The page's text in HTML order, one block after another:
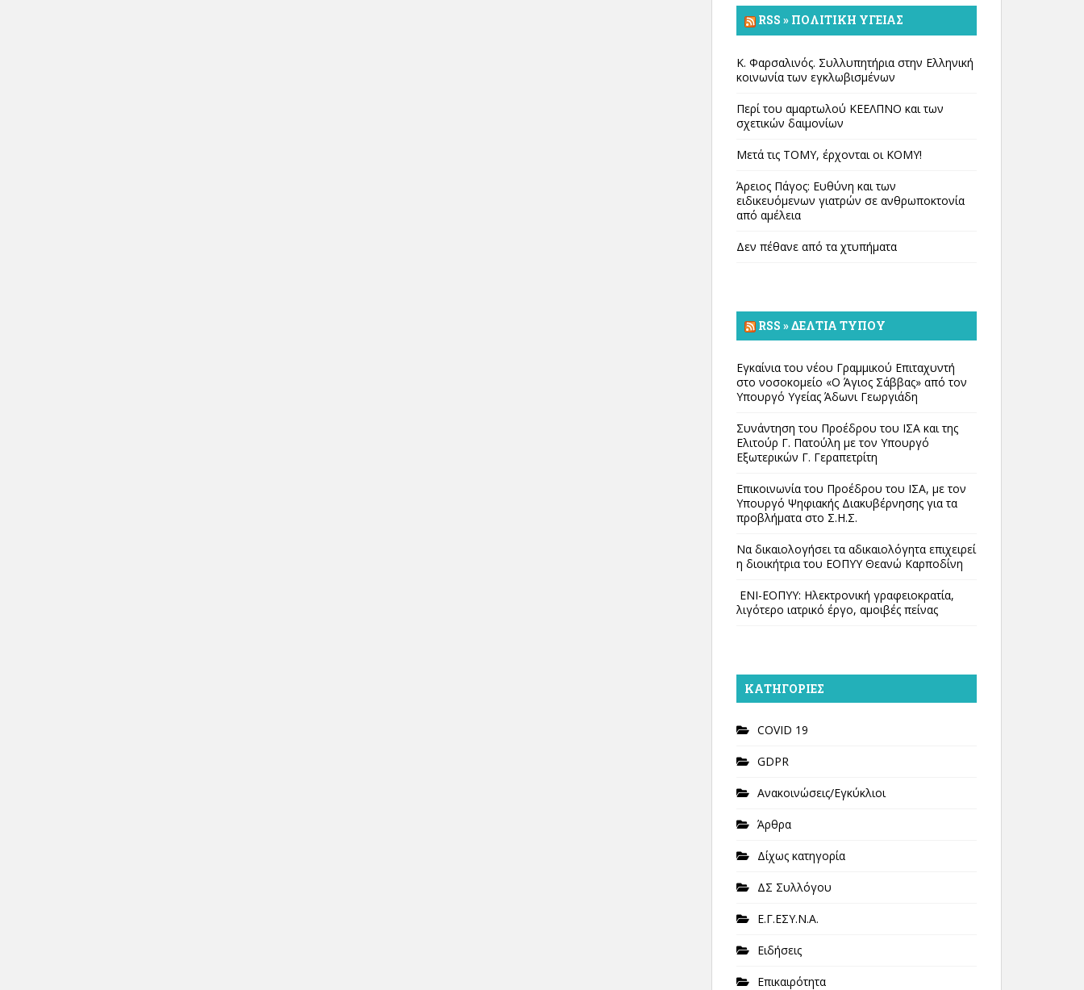
RSS » ΠΟΛΙΤΙΚΉ ΥΓΕΊΑΣ
Κ. Φαρσαλινός. Συλλυπητήρια στην Ελληνική
κοινωνία των εγκλωβισμένων
Περί του αμαρτωλού ΚΕΕΛΠΝΟ και των
σχετικών δαιμονίων
Μετά τις ΤΟΜΥ, έρχονται οι ΚΟΜΥ!
Άρειος Πάγος: Ευθύνη και των
ειδικευόμενων γιατρών σε ανθρωποκτονία
από αμέλεια
Δεν πέθανε από τα χτυπήματα
RSS » ΔΕΛΤΊΑ ΤΎΠΟΥ
Εγκαίνια του νέου Γραμμικού Επιταχυντή
στο νοσοκομείο «Ο Άγιος Σάββας» από τον
Υπουργό Υγείας Άδωνι Γεωργιάδη
Συνάντηση του Προέδρου του ΙΣΑ και της
Ελιτούρ Γ. Πατούλη με τον Υπουργό
Εξωτερικών Γ. Γεραπετρίτη
Επικοινωνία του Προέδρου του ΙΣΑ, με τον
Υπουργό Ψηφιακής Διακυβέρνησης για τα
προβλήματα στο Σ.Η.Σ.
Να δικαιολογήσει τα αδικαιολόγητα επιχειρεί
η διοικήτρια του ΕΟΠΥΥ Θεανώ Καρποδίνη
ΕΝΙ-ΕΟΠΥΥ: Ηλεκτρονική γραφειοκρατία,
λιγότερο ιατρικό έργο, αμοιβές πείνας
KΑΤΗΓΟΡΊΕΣ
COVID 19
GDPR
Ανακοινώσεις/Εγκύκλιοι
Άρθρα
Δίχως κατηγορία
ΔΣ Συλλόγου
Ε.Γ.ΕΣΥ.Ν.Α.
Ειδήσεις
Επικαιρότητα